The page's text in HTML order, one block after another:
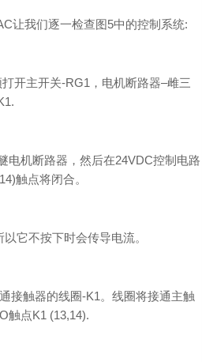
让我们逐一检查图5中的控制系统:
开主开关-RG1，电机断路器–雌三
电机断路器，然后在24VDC控制电路
触点将闭合。
它不按下时会传导电流。
接触器的线圈-K1。线圈将接通主触
触点K1 (13,14).